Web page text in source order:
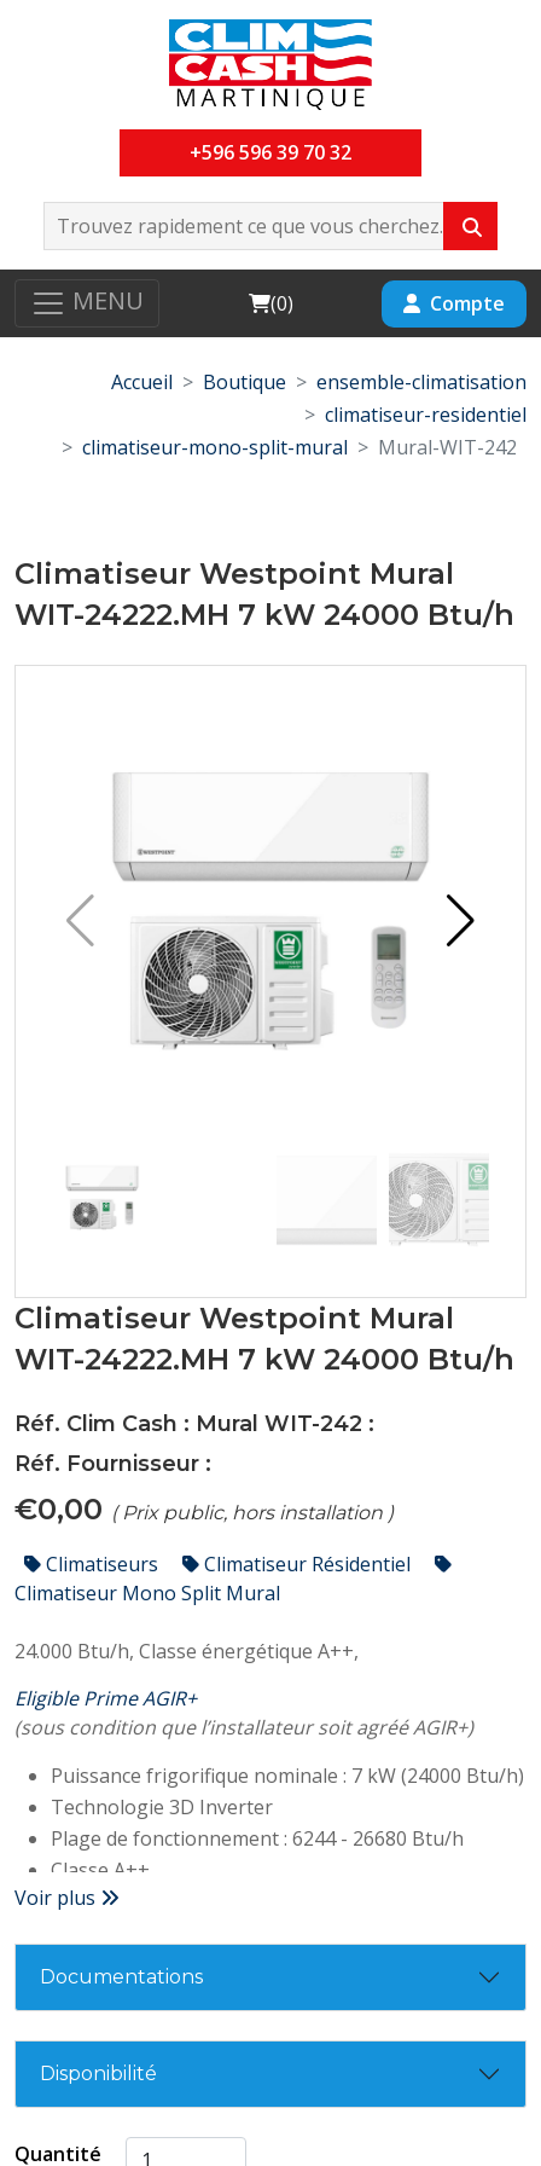
+596 596 39 70 32
MENU Cart
(0) Compte
Accueil Boutique
ensemble-climatisation
climatiseur-residentiel
climatiseur-mono-split-mural
Mural-WIT-242
Climatiseur Westpoint Mural
WIT-24222.MH 7 kW 24000 Btu/h
Climatiseur Westpoint Mural
WIT-24222.MH 7 kW 24000 Btu/h
Réf. Clim Cash : Mural WIT-242 :
Réf. Fournisseur :
€0,00 ( Prix public, hors installation )
Climatiseurs
Climatiseur Résidentiel
Climatiseur Mono Split Mural
24.000 Btu/h, Classe énergétique A++,
Eligible Prime AGIR+
(sous condition que l’installateur soit agréé AGIR+)
Puissance frigorifique nominale : 7 kW (24000 Btu/h)
Technologie 3D Inverter
Plage de fonctionnement : 6244 - 26680 Btu/h
Classe A++
SEER : 8,50
Niveau sonore (unité interne/externe) : 35/55dB(A)
Auto-Nettoyage
Option Wifi
Certifié Eurovent
Voir plus
Documentations
Disponibilité
Quantité